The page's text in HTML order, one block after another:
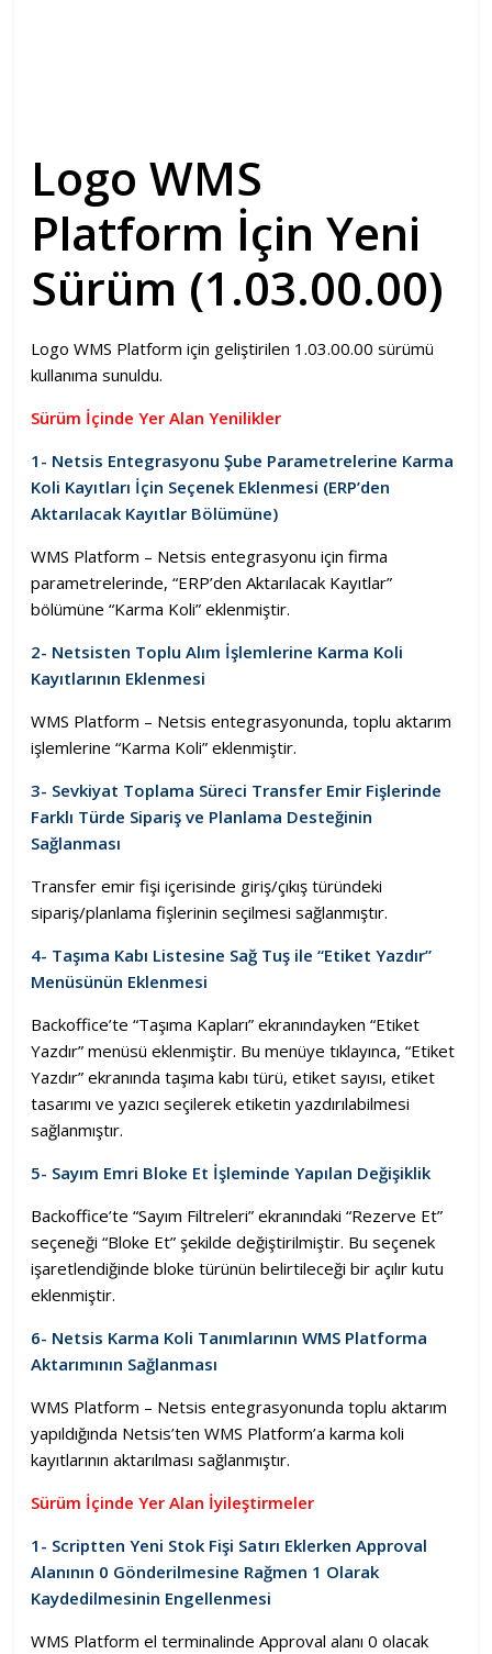
Logo WMS
Platform İçin Yeni
Sürüm (1.03.00.00)
Logo WMS Platform için geliştirilen 1.03.00.00 sürümü
kullanıma sunuldu.
Sürüm İçinde Yer Alan Yenilikler
1- Netsis Entegrasyonu Şube Parametrelerine Karma
Koli Kayıtları İçin Seçenek Eklenmesi (ERP’den
Aktarılacak Kayıtlar Bölümüne)
WMS Platform – Netsis entegrasyonu için firma
parametrelerinde, “ERP’den Aktarılacak Kayıtlar”
bölümüne “Karma Koli” eklenmiştir.
2- Netsisten Toplu Alım İşlemlerine Karma Koli
Kayıtlarının Eklenmesi
WMS Platform – Netsis entegrasyonunda, toplu aktarım
işlemlerine “Karma Koli” eklenmiştir.
3- Sevkiyat Toplama Süreci Transfer Emir Fişlerinde
Farklı Türde Sipariş ve Planlama Desteğinin
Sağlanması
Transfer emir fişi içerisinde giriş/çıkış türündeki
sipariş/planlama fişlerinin seçilmesi sağlanmıştır.
4- Taşıma Kabı Listesine Sağ Tuş ile “Etiket Yazdır”
Menüsünün Eklenmesi
Backoffice’te “Taşıma Kapları” ekranındayken “Etiket
Yazdır” menüsü eklenmiştir. Bu menüye tıklayınca, “Etiket
Yazdır” ekranında taşıma kabı türü, etiket sayısı, etiket
tasarımı ve yazıcı seçilerek etiketin yazdırılabilmesi
sağlanmıştır.
5- Sayım Emri Bloke Et İşleminde Yapılan Değişiklik
Backoffice’te “Sayım Filtreleri” ekranındaki “Rezerve Et”
seçeneği “Bloke Et” şekilde değiştirilmiştir. Bu seçenek
işaretlendiğinde bloke türünün belirtileceği bir açılır kutu
eklenmiştir.
6- Netsis Karma Koli Tanımlarının WMS Platforma
Aktarımının Sağlanması
WMS Platform – Netsis entegrasyonunda toplu aktarım
yapıldığında Netsis’ten WMS Platform’a karma koli
kayıtlarının aktarılması sağlanmıştır.
Sürüm İçinde Yer Alan İyileştirmeler
1- Scriptten Yeni Stok Fişi Satırı Eklerken Approval
Alanının 0 Gönderilmesine Rağmen 1 Olarak
Kaydedilmesinin Engellenmesi
WMS Platform el terminalinde Approval alanı 0 olacak